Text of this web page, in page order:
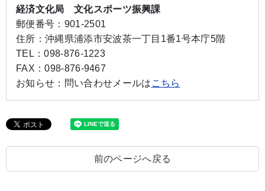
経済文化局 文化スポーツ振興課
郵便番号： 901-2501
住所： 沖縄県浦添市安波茶一丁目1番1号本庁5階
TEL：098-876-1223
FAX：098-876-9467
お知らせ： 問い合わせメールは こちら
前のページへ戻る